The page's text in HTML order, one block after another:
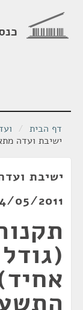
דף הבית /
ישיבת ועדה מתאריך 24/
05/2011